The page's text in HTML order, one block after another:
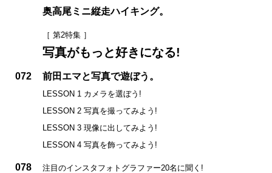
奥高尾ミニ縦走ハイキング。
［ 第2特集 ］
写真がもっと好きになる!
072 前田エマと写真で遊ぼう。
LESSON 1 カメラを選ぼう!
LESSON 2 写真を撮ってみよう!
LESSON 3 現像に出してみよう!
LESSON 4 写真を飾ってみよう!
078 注目のインスタフォトグラファー20名に聞く!